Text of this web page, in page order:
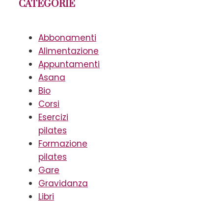
CATEGORIE
Abbonamenti
Alimentazione
Appuntamenti
Asana
Bio
Corsi
Esercizi
pilates
Formazione
pilates
Gare
Gravidanza
Libri